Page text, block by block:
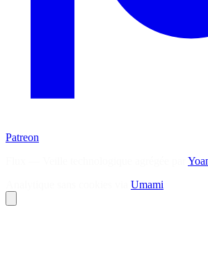
Patreon
Umami